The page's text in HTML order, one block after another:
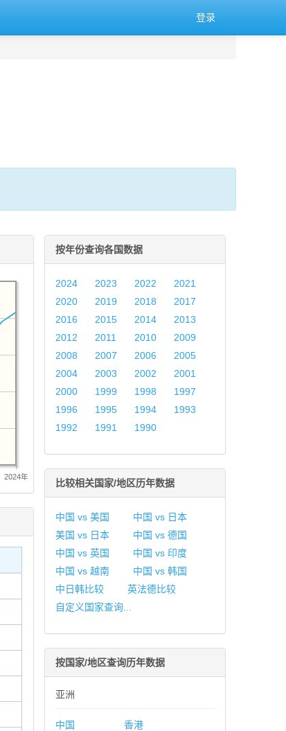
登录
2024年
按年份查询各国数据
2024 2023 2022
2021
2020
2019 2018
2017
2016
2015 2014
2013
2012
2011 2010
2009
2008
2007 2006
2005
2004
2003 2002
2001
2000
1999 1998
1997
1996
1995 1994
1993
1992
1991 1990
比较相关国家/地区历年数据
中国 vs 美国
中国 vs 日本
美国 vs 日本
中国 vs 德国
中国 vs 英国
中国 vs 印度
中国 vs 越南
中国 vs 韩国
中日韩比较
英法德比较
自定义国家查询...
按国家/地区查询历年数据
亚洲
中国
香港